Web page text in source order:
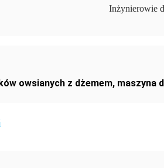
Inżynierowie
owsianych z dżemem, maszyna